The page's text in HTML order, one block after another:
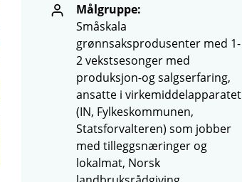
Målgruppe:
Småskala
grønnsaksprodusenter med 1-
2 vekstsesonger med
produksjon-og salgserfaring,
ansatte i virkemiddelapparatet
(IN, Fylkeskommunen,
Statsforvalteren) som jobber
med tilleggsnæringer og
lokalmat, Norsk